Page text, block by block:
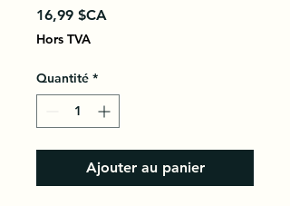
16,99 $CA
Hors TVA
Quantité *
Ajouter au panier